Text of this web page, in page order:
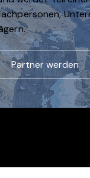
Partner werden